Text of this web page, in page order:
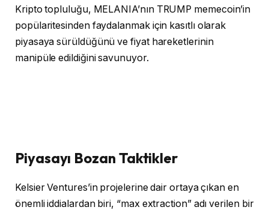
Kripto topluluğu, MELANIA’nın TRUMP memecoin’in
popülaritesinden faydalanmak için kasıtlı olarak
piyasaya sürüldüğünü ve fiyat hareketlerinin
manipüle edildiğini savunuyor.
Piyasayı Bozan Taktikler
Kelsier Ventures’in projelerine dair ortaya çıkan en
önemli iddialardan biri, “max extraction” adı verilen bir